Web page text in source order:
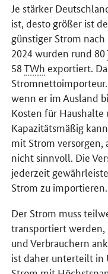
Je stärker
ist, desto größer ist
günstiger Strom
2024 wurden rund 80
58TWh exportiert.
wenn er im Ausland
Kosten für
Kapazitätsmäßig
mit Strom versorgen,
nicht sinnvoll. Die
jederzeit
Strom zu importieren.
Der Strom muss
transportiert werden,
und Verbrauchern
ist daher unterteilt in